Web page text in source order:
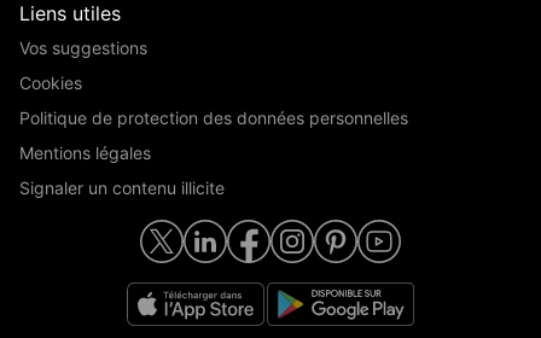
Liens utiles
Vos suggestions
Cookies
Politique de protection des données personnelles
Mentions légales
Signaler un contenu illicite